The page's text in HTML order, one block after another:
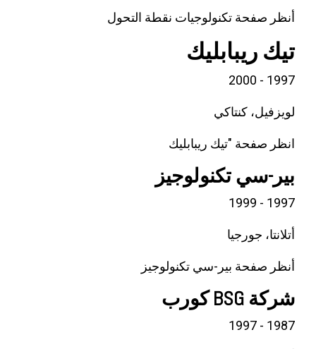
أنظر صفحة تكنولوجيات نقطة التحول
تيك ريبابليك
1997 - 2000
لويزفيل، كنتاكي
انظر صفحة "تيك ريبابليك
بير-سي تكنولوجيز
1997 - 1999
أتلانتا، جورجيا
أنظر صفحة بير-سي تكنولوجيز
شركة BSG كورب
1987 - 1997